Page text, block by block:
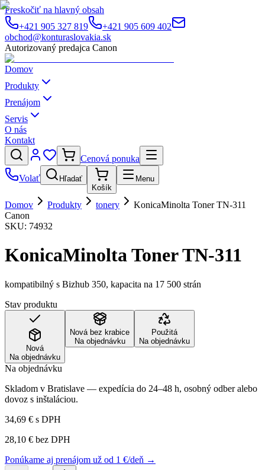
Preskočiť na hlavný obsah
+421 905 327 819
+421 905 609 402
obchod@konturaslovakia.sk
Autorizovaný predajca Canon
Domov
Produkty
Prenájom
Servis
O nás
Kontakt
Cenová ponuka
Volať
Hľadať
Košík
Menu
Domov Produkty tonery
KonicaMinolta Toner TN-311
Canon
SKU: 74932
KonicaMinolta Toner TN-311
kompatibilný s Bizhub 350, kapacita na 17 500 strán
Stav produktu
Nová
Na objednávku
Nová bez krabice
Na objednávku
Použitá
Na objednávku
Na objednávku
Skladom v Bratislave — expedícia do 24–48 h, osobný odber alebo
dovoz s inštaláciou.
34,69 € s DPH
28,10 € bez DPH
Ponúkame aj prenájom už od 1 €/deň →